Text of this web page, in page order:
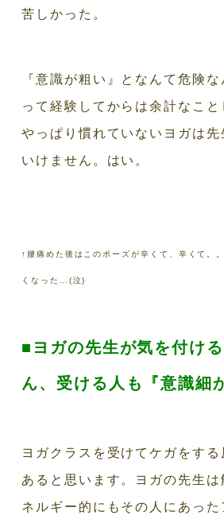
苦しかった。
『意識が粗い』となんて危険
って経験してからは余計なこと
やっぱり慣れていないヨガは先
いけません。はい。
↑腰痛めた後はこのポーズが辛くて、辛くて。
くなった…(泣)
■ヨガの先生が気を付け
ん、受ける人も『意識細
ヨガクラスを受けてケガをする
あると思います。ヨガの先生は
ネルギー的にもその人にあっ